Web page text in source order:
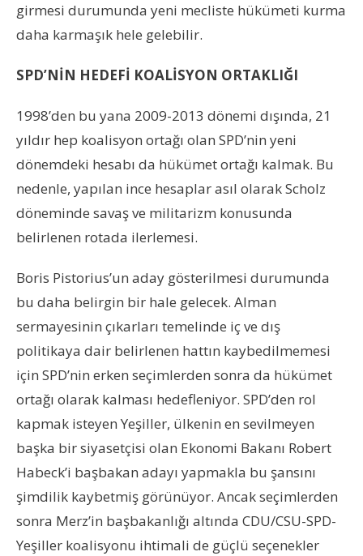
girmesi durumunda yeni mecliste hükümeti kurma
daha karmaşık hele gelebilir.
SPD’NİN HEDEFİ KOALİSYON ORTAKLIĞI
1998’den bu yana 2009-2013 dönemi dışında, 21
yıldır hep koalisyon ortağı olan SPD’nin yeni
dönemdeki hesabı da hükümet ortağı kalmak. Bu
nedenle, yapılan ince hesaplar asıl olarak Scholz
döneminde savaş ve militarizm konusunda
belirlenen rotada ilerlemesi.
Boris Pistorius’un aday gösterilmesi durumunda
bu daha belirgin bir hale gelecek. Alman
sermayesinin çıkarları temelinde iç ve dış
politikaya dair belirlenen hattın kaybedilmemesi
için SPD’nin erken seçimlerden sonra da hükümet
ortağı olarak kalması hedefleniyor. SPD’den rol
kapmak isteyen Yeşiller, ülkenin en sevilmeyen
başka bir siyasetçisi olan Ekonomi Bakanı Robert
Habeck’i başbakan adayı yapmakla bu şansını
şimdilik kaybetmiş görünüyor. Ancak seçimlerden
sonra Merz’in başbakanlığı altında CDU/CSU-SPD-
Yeşiller koalisyonu ihtimali de güçlü seçenekler